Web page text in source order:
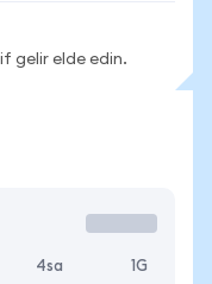
gelir elde edin.
4sa 1G